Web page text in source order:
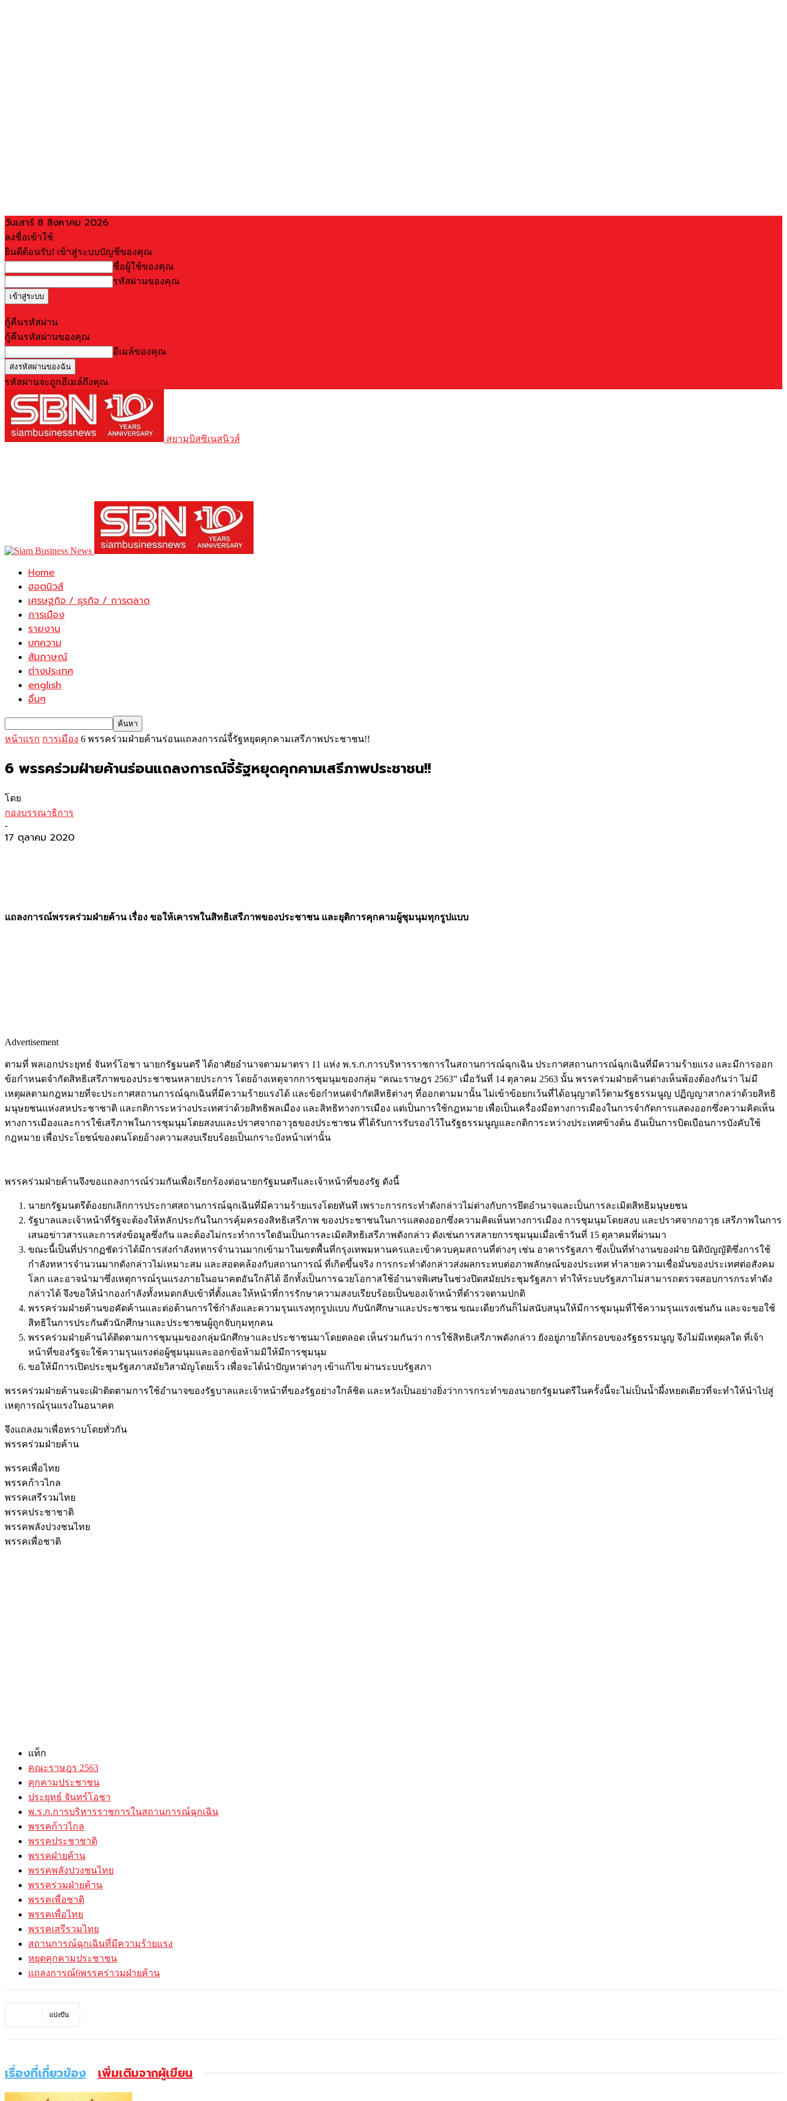
วันเสาร์ 8 สิงหาคม 2026
ลงชื่อเข้าใช้
ยินดีต้อนรับ! เข้าสู่ระบบบัญชีของคุณ
ชื่อผู้ใช้ของคุณ
รหัสผ่านของคุณ
กู้คืนรหัสผ่าน
กู้คืนรหัสผ่านของคุณ
อีเมล์ของคุณ
รหัสผ่านจะถูกอีเมล์ถึงคุณ
สยามบิสซิเนสนิวส์
Home
ฮอตนิวส์
เศรษฐกิจ / ธุรกิจ / การตลาด
การเมือง
รายงาน
บทความ
สัมภาษณ์
ต่างประเทศ
english
อื่นๆ
หน้าแรก การเมือง 6 พรรคร่วมฝ่ายค้านร่อนแถลงการณ์จี้รัฐหยุดคุกคามเสรีภาพประชาชน!!
6 พรรคร่วมฝ่ายค้านร่อนแถลงการณ์จี้รัฐหยุดคุกคามเสรีภาพประชาชน!!
โดย
กองบรรณาธิการ
-
17 ตุลาคม 2020
แถลงการณ์พรรคร่วมฝ่ายค้าน เรื่อง ขอให้เคารพในสิทธิเสรีภาพของประชาชน และยุติการคุกคามผู้ชุมนุมทุกรูปแบบ
Advertisement
ตามที่ พลเอกประยุทธ์ จันทร์โอชา นายกรัฐมนตรี ได้อาศัยอำนาจตามมาตรา 11 แห่ง พ.ร.ก.การบริหารราชการในสถานการณ์ฉุกเฉิน ประกาศสถานการณ์ฉุกเฉินที่มีความร้ายแรง และมีการออก
ข้อกำหนดจำกัดสิทธิเสรีภาพของประชาชนหลายประการ โดยอ้างเหตุจากการชุมนุมของกลุ่ม “คณะราษฎร 2563” เมื่อวันที่ 14 ตุลาคม 2563 นั้น พรรคร่วมฝ่ายค้านต่างเห็นพ้องต้องกันว่า ไม่มี
เหตุผลตามกฎหมายที่จะประกาศสถานการณ์ฉุกเฉินที่มีความร้ายแรงได้ และข้อกำหนดจำกัดสิทธิต่างๆ ที่ออกตามมานั้น ไม่เข้าข้อยกเว้นที่ได้อนุญาตไว้ตามรัฐธรรมนูญ ปฏิญญาสากลว่าด้วยสิทธิ
มนุษยชนแห่งสหประชาชาติ และกติการะหว่างประเทศว่าด้วยสิทธิพลเมือง และสิทธิทางการเมือง แต่เป็นการใช้กฎหมาย เพื่อเป็นเครื่องมือทางการเมืองในการจำกัดการแสดงออกซึ่งความคิดเห็น
ทางการเมืองและการใช้เสรีภาพในการชุมนุมโดยสงบและปราศจากอาวุธของประชาชน ที่ได้รับการรับรองไว้ในรัฐธรรมนูญและกติการะหว่างประเทศข้างต้น อันเป็นการบิดเบือนการบังคับใช้
กฎหมาย เพื่อประโยชน์ของตนโดยอ้างความสงบเรียบร้อยเป็นเกราะบังหน้าเท่านั้น
พรรคร่วมฝ่ายค้านจึงขอแถลงการณ์ร่วมกันเพื่อเรียกร้องต่อนายกรัฐมนตรีและเจ้าหน้าที่ของรัฐ ดังนี้
นายกรัฐมนตรีต้องยกเลิกการประกาศสถานการณ์ฉุกเฉินที่มีความร้ายแรงโดยทันที เพราะการกระทำดังกล่าวไม่ต่างกับการยึดอำนาจและเป็นการละเมิดสิทธิมนุษยชน
รัฐบาลและเจ้าหน้าที่รัฐจะต้องให้หลักประกันในการคุ้มครองสิทธิเสรีภาพ ของประชาชนในการแสดงออกซึ่งความคิดเห็นทางการเมือง การชุมนุมโดยสงบ และปราศจากอาวุธ เสรีภาพในการ
เสนอข่าวสารและการส่งข้อมูลซึ่งกัน และต้องไม่กระทำการใดอันเป็นการละเมิดสิทธิเสรีภาพดังกล่าว ดังเช่นการสลายการชุมนุมเมื่อเช้าวันที่ 15 ตุลาคมที่ผ่านมา
ขณะนี้เป็นที่ปรากฏชัดว่าได้มีการส่งกำลังทหารจำนวนมากเข้ามาในเขตพื้นที่กรุงเทพมหานครและเข้าควบคุมสถานที่ต่างๆ เช่น อาคารรัฐสภา ซึ่งเป็นที่ทำงานของฝ่าย นิติบัญญัติซึ่งการใช้
กำลังทหารจำนวนมากดังกล่าวไม่เหมาะสม และสอดคล้องกับสถานการณ์ ที่เกิดขึ้นจริง การกระทำดังกล่าวส่งผลกระทบต่อภาพลักษณ์ของประเทศ ทำลายความเชื่อมั่นของประเทศต่อสังคม
โลก และอาจนำมาซึ่งเหตุการณ์รุนแรงภายในอนาคตอันใกล้ได้ อีกทั้งเป็นการฉวยโอกาสใช้อำนาจพิเศษในช่วงปิดสมัยประชุมรัฐสภา ทำให้ระบบรัฐสภาไม่สามารถตรวจสอบการกระทำดัง
กล่าวได้ จึงขอให้นำกองกำลังทั้งหมดกลับเข้าที่ตั้งและให้หน้าที่การรักษาความสงบเรียบร้อยเป็นของเจ้าหน้าที่ตำรวจตามปกติ
พรรคร่วมฝ่ายค้านขอคัดค้านและต่อต้านการใช้กำลังและความรุนแรงทุกรูปแบบ กับนักศึกษาและประชาชน ขณะเดียวกันก็ไม่สนับสนุนให้มีการชุมนุมที่ใช้ความรุนแรงเช่นกัน และจะขอใช้
สิทธิในการประกันตัวนักศึกษาและประชาชนผู้ถูกจับกุมทุกคน
พรรคร่วมฝ่ายค้านได้ติดตามการชุมนุมของกลุ่มนักศึกษาและประชาชนมาโดยตลอด เห็นร่วมกันว่า การใช้สิทธิเสรีภาพดังกล่าว ยังอยู่ภายใต้กรอบของรัฐธรรมนูญ จึงไม่มีเหตุผลใด ที่เจ้า
หน้าที่ของรัฐจะใช้ความรุนแรงต่อผู้ชุมนุมและออกข้อห้ามมิให้มีการชุมนุม
ขอให้มีการเปิดประชุมรัฐสภาสมัยวิสามัญโดยเร็ว เพื่อจะได้นำปัญหาต่างๆ เข้าแก้ไข ผ่านระบบรัฐสภา
พรรคร่วมฝ่ายค้านจะเฝ้าติดตามการใช้อำนาจของรัฐบาลและเจ้าหน้าที่ของรัฐอย่างใกล้ชิด และหวังเป็นอย่างยิ่งว่าการกระทำของนายกรัฐมนตรีในครั้งนี้จะไม่เป็นน้ำผึ้งหยดเดียวที่จะทำให้นำไปสู่
เหตุการณ์รุนแรงในอนาคต
จึงแถลงมาเพื่อทราบโดยทั่วกัน
พรรคร่วมฝ่ายค้าน
พรรคเพื่อไทย
พรรคก้าวไกล
พรรคเสรีรวมไทย
พรรคประชาชาติ
พรรคพลังปวงชนไทย
พรรคเพื่อชาติ
แท็ก
คณะราษฎร 2563
คุกคามประชาชน
ประยุทธ์ จันทร์โอชา
พ.ร.ก.การบริหารราชการในสถานการณ์ฉุกเฉิน
พรรคก้าวไกล
พรรคประชาชาติ
พรรคฝ่ายค้าน
พรรคพลังปวงชนไทย
พรรคร่วมฝ่ายค้าน
พรรคเพื่อชาติ
พรรคเพื่อไทย
พรรคเสรีรวมไทย
สถานการณ์ฉุกเฉินที่มีความร้ายแรง
หยุดคุกคามประชาชน
แถลงการณ์6พรรคร่าวมฝ่ายค้าน
แบ่งปัน
เรื่องที่เกี่ยวข้อง เพิ่มเติมจากผู้เขียน